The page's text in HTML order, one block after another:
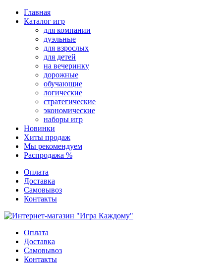
Перейти
содержимому
Главная
Каталог игр
для компании
дуэльные
для взрослых
для детей
на вечеринку
дорожные
обучающие
логические
стратегические
экономические
наборы игр
Новинки
Хиты продаж
Мы рекомендуем
Распродажа %
Оплата
Доставка
Самовывоз
Контакты
Оплата
Доставка
Самовывоз
Контакты